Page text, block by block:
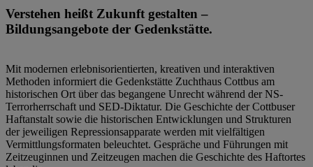
Verstehen heißt Zukunft gestalten –
Bildungsangebote der Gedenkstätte.
Mit modernen erlebnisorientierten, kreativen und interaktiven
Methoden informiert die Gedenkstätte Zuchthaus Cottbus am
historischen Ort über das begangene Unrecht während der NS-
Terrorherrschaft und SED-Diktatur. Die Geschichte der Cottbuser
Haftanstalt sowie die historischen Entwicklungen und Strukturen
der jeweiligen Repressionsapparate werden mit vielfältigen
Vermittlungsformaten beleuchtet. Gespräche und Führungen mit
Zeitzeuginnen und Zeitzeugen machen die Geschichte des Haftortes